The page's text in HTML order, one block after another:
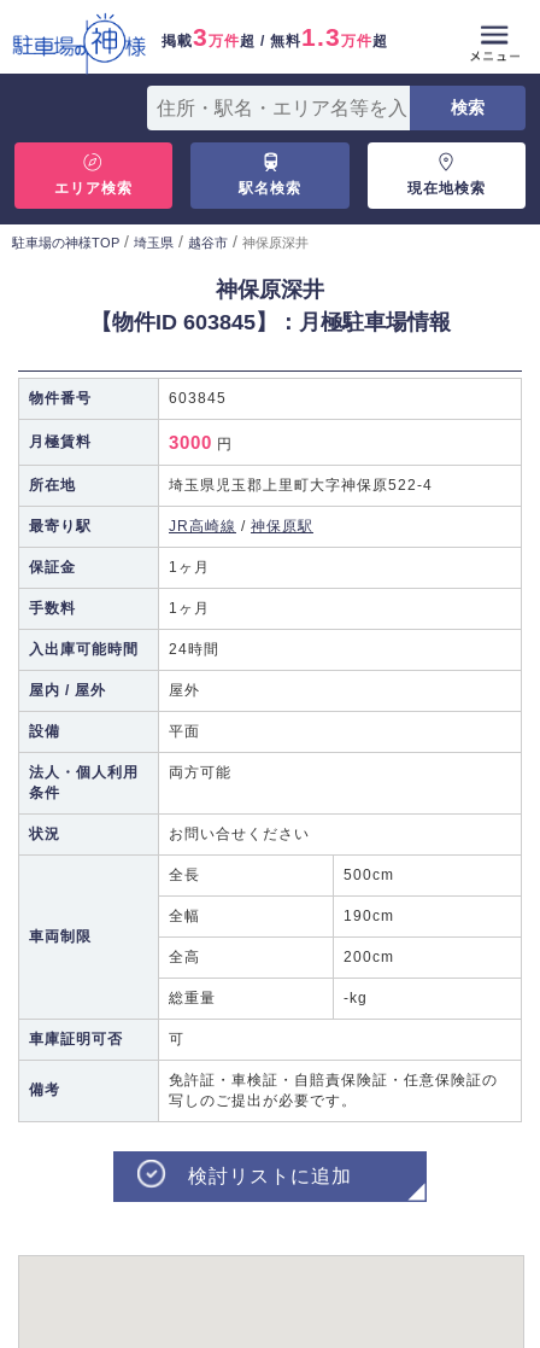
掲載3万件超 / 無料1.3万件超
エリア検索 駅名検索 現在地検索
駐車場の神様TOP / 埼玉県 / 越谷市 / 神保原深井
神保原深井
【物件ID 603845】：月極駐車場情報
物件番号 603845
月極賃料 3000 円
所在地 埼玉県児玉郡上里町大字神保原522-4
最寄り駅 JR高崎線 / 神保原駅
保証金 1ヶ月
手数料 1ヶ月
入出庫可能時間 24時間
屋内 / 屋外 屋外
設備 平面
法人・個人利用
条件
両方可能
状況 お問い合せください
車両制限
全長 500cm
全幅 190cm
全高 200cm
総重量 -kg
車庫証明可否 可
備考
免許証・車検証・自賠責保険証・任意保険証の
写しのご提出が必要です。
検討リストに追加